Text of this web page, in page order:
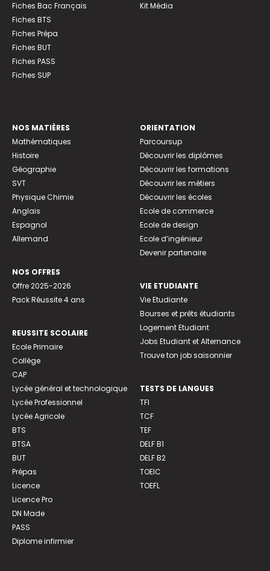
Fiches Bac Français
Fiches BTS
Fiches Prépa
Fiches BUT
Fiches PASS
Fiches SUP
Kit Média
NOS MATIÈRES
Mathématiques
Histoire
Géographie
SVT
Physique Chimie
Anglais
Espagnol
Allemand
NOS OFFRES
Offre 2025-2026
Pack Réussite 4 ans
REUSSITE SCOLAIRE
Ecole Primaire
Collège
CAP
Lycée général et technologique
Lycée Professionnel
Lycée Agricole
BTS
BTSA
BUT
Prépas
Licence
Licence Pro
DN Made
PASS
Diplome infirmier
ORIENTATION
Parcoursup
Découvrir les diplômes
Découvrir les formations
Découvrir les métiers
Découvrir les écoles
Ecole de commerce
Ecole de design
Ecole d’ingénieur
Devenir partenaire
VIE ETUDIANTE
Vie Etudiante
Bourses et prêts étudiants
Logement Etudiant
Jobs Etudiant et Alternance
Trouve ton job saisonnier
TESTS DE LANGUES
TFI
TCF
TEF
DELF B1
DELF B2
TOEIC
TOEFL